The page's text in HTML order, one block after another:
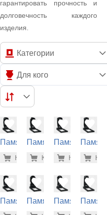
гарантировать прочность и
долговечность каждого
изделия.
Категории
Для кого
Памятник
гранита
-7% 31.700
Купить
Памятник
гранита
-7%
Купить
Памятник
гранита
-
Купить
ПамятникПамятникПамятник